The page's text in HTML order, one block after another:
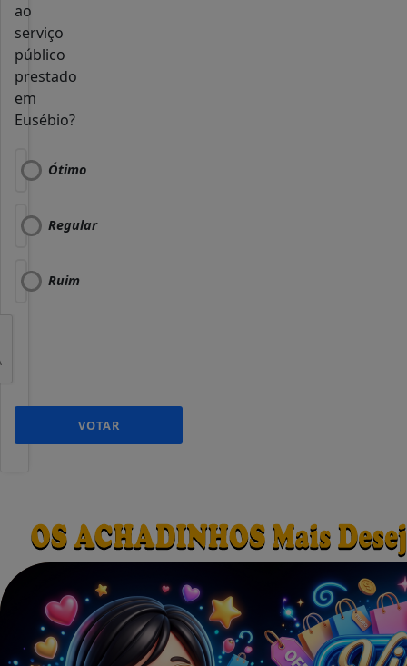
ao
serviço
público
prestado
em
Eusébio?
Ótimo
Regular
Ruim
VOTAR